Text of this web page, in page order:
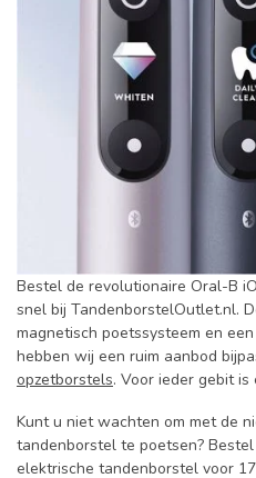
Bestel de revolutionaire Oral-B
snel bij TandenborstelOutlet.nl.
magnetisch poetssysteem en
hebben wij een ruim aanbod
opzetborstels. Voor ieder gebit
Kunt u niet wachten om met de
tandenborstel te poetsen?
elektrische tandenborstel voor